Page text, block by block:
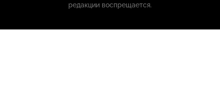
редакции воспрещается.